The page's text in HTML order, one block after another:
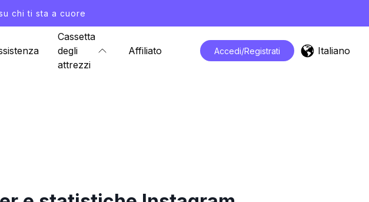
chi ti sta a cuore
Cassetta
degli
attrezzi
Affiliato Accedi/Registrati Italiano